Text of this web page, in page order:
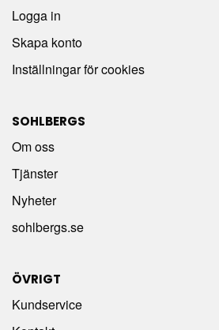
Logga in
Skapa konto
Inställningar för cookies
SOHLBERGS
Om oss
Tjänster
Nyheter
sohlbergs.se
ÖVRIGT
Kundservice